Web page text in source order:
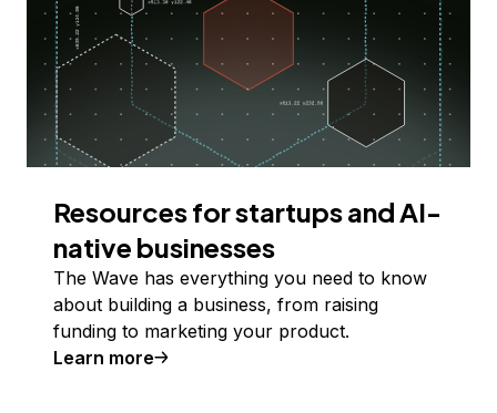
Resources for startups and AI-
native businesses
The Wave has everything you need to know
about building a business, from raising
funding to marketing your product.
Learn more